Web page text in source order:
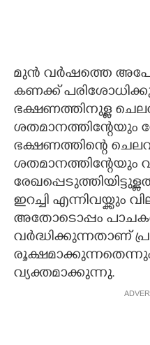
മുന്‍ വര്‍ഷത്തെ
കണക്ക്
ഭക്ഷണത്തിനുള്ള
ശതമാനത്തിന്റേയും
ഭക്ഷണത്തിന്റെ
ശതമാനത്തിന്റേയും
ഇറച്ചി എന്നിവയ്ക്കും
അതോടൊപ്പം
വര്‍ദ്ധിക്കുന്നതാണ്
രൂക്ഷമാക്കുന്നതെന്നും
വ്യക്തമാക്കുന്നു.